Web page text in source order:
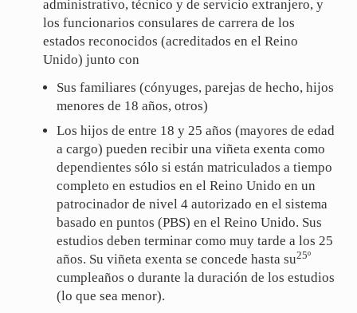
administrativo, técnico y de servicio extranjero, y
los funcionarios consulares de carrera de los
estados reconocidos (acreditados en el Reino
Unido) junto con
Sus familiares (cónyuges, parejas de hecho, hijos
menores de 18 años, otros)
Los hijos de entre 18 y 25 años (mayores de edad
a cargo) pueden recibir una viñeta exenta como
dependientes sólo si están matriculados a tiempo
completo en estudios en el Reino Unido en un
patrocinador de nivel 4 autorizado en el sistema
basado en puntos (PBS) en el Reino Unido. Sus
estudios deben terminar como muy tarde a los 25
años. Su viñeta exenta se concede hasta su25º
cumpleaños o durante la duración de los estudios
(lo que sea menor).